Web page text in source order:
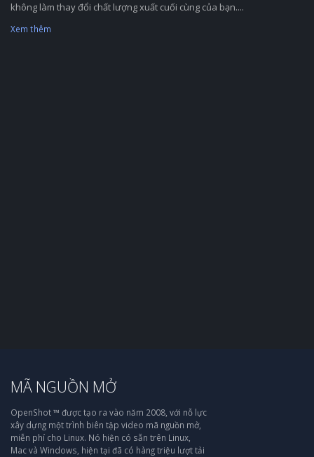
không làm thay đổi chất lượng xuất cuối cùng của bạn....
Xem thêm
MÃ NGUỒN MỞ
OpenShot ™ được tạo ra vào năm 2008, với nỗ lực
xây dựng một trình biên tập video mã nguồn mở,
miễn phí cho Linux. Nó hiện có sẵn trên Linux,
Mac và Windows, hiện tại đã có hàng triệu lượt tải